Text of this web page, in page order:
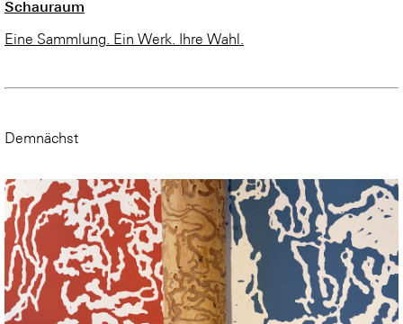
Schauraum
Eine Sammlung. Ein Werk. Ihre Wahl.
Demnächst